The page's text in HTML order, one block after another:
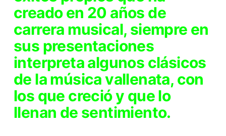
creado en 20 años de
carrera musical, siempre en
sus presentaciones
interpreta algunos clásicos
de la música vallenata, con
los que creció y que lo
llenan de sentimiento.